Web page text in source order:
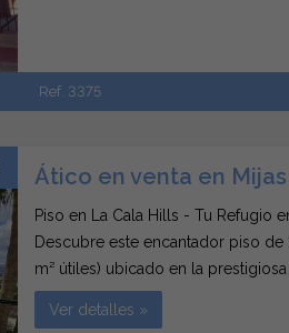
Ref. 3375
Ático en venta en
Piso en La Cala Hills - Tu Refugio
Descubre este encantador piso
m² útiles) ubicado en la prestigiosa
una zona residencial consolidada y
Ver detalles »